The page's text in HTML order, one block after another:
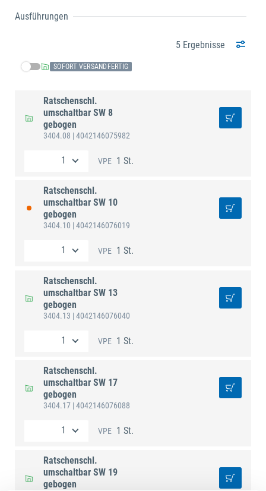
Ausführungen
5 Ergebnisse
SOFORT VERSANDFERTIG
Ratschenschl.
umschaltbar SW 8
gebogen
3404.08 | 4042146075982
VPE 1 St.
Ratschenschl.
umschaltbar SW 10
gebogen
3404.10 | 4042146076019
VPE 1 St.
Ratschenschl.
umschaltbar SW 13
gebogen
3404.13 | 4042146076040
VPE 1 St.
Ratschenschl.
umschaltbar SW 17
gebogen
3404.17 | 4042146076088
VPE 1 St.
Ratschenschl.
umschaltbar SW 19
gebogen